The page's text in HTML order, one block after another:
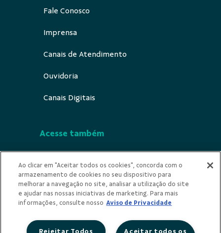
Fale Conosco
Imprensa
Canais de Atendimento
Ouvidoria
Canais Digitais
Acesse também
Indícios de Ilicitude
Privacidade
Ao clicar em "Aceitar todos os cookies", concorda com o
armazenamento de cookies no seu dispositivo para
melhorar a navegação no site, analisar a utilização do site
e ajudar nas nossas iniciativas de marketing. Para mais
informações, consulte nosso Aviso de Privacidade
Aceitar todos os
Rejeitar Todos